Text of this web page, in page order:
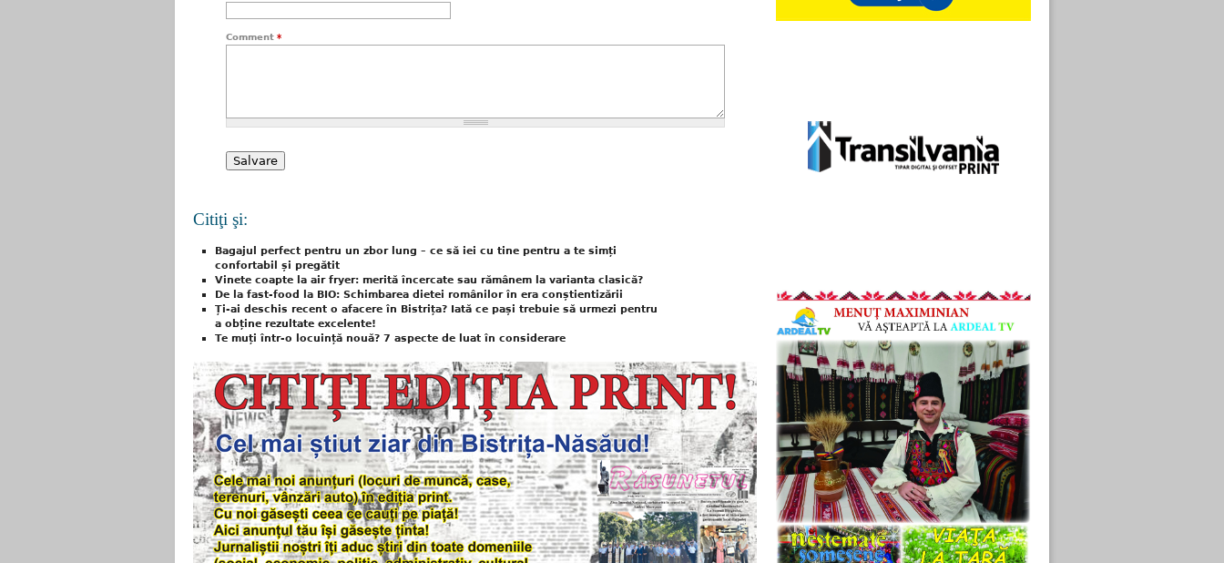
Comment *
Citiţi şi:
Bagajul perfect pentru un zbor lung – ce să iei cu tine pentru a te simți
confortabil și pregătit
Vinete coapte la air fryer: merită încercate sau rămânem la varianta clasică?
De la fast-food la BIO: Schimbarea dietei românilor în era conștientizării
Ți-ai deschis recent o afacere în Bistrița? Iată ce pași trebuie să urmezi pentru
a obține rezultate excelente!
Te muți într-o locuință nouă? 7 aspecte de luat în considerare